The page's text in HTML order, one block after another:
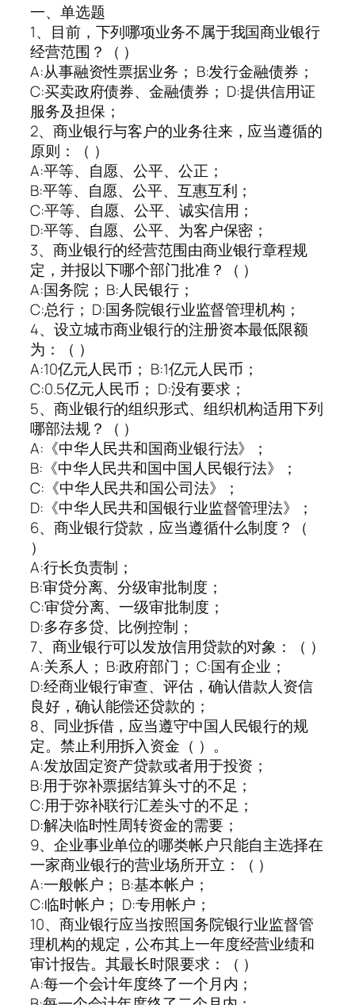
一、单选题
1、目前，下列哪项业务不属于我国商业银行
经营范围？（ ）
A:从事融资性票据业务； B:发行金融债券；
C:买卖政府债券、金融债券； D:提供信用证
服务及担保；
2、商业银行与客户的业务往来，应当遵循的
原则：（ ）
A:平等、自愿、公平、公正；
B:平等、自愿、公平、互惠互利；
C:平等、自愿、公平、诚实信用；
D:平等、自愿、公平、为客户保密；
3、商业银行的经营范围由商业银行章程规
定，并报以下哪个部门批准？（ ）
A:国务院； B:人民银行；
C:总行； D:国务院银行业监督管理机构；
4、设立城市商业银行的注册资本最低限额
为：（ ）
A:10亿元人民币； B:1亿元人民币；
C:0.5亿元人民币； D:没有要求；
5、商业银行的组织形式、组织机构适用下列
哪部法规？（ ）
A:《中华人民共和国商业银行法》；
B:《中华人民共和国中国人民银行法》；
C:《中华人民共和国公司法》；
D:《中华人民共和国银行业监督管理法》；
6、商业银行贷款，应当遵循什么制度？（
）
A:行长负责制；
B:审贷分离、分级审批制度；
C:审贷分离、一级审批制度；
D:多存多贷、比例控制；
7、商业银行可以发放信用贷款的对象：（ ）
A:关系人； B:政府部门； C:国有企业；
D:经商业银行审查、评估，确认借款人资信
良好，确认能偿还贷款的；
8、同业拆借，应当遵守中国人民银行的规
定。禁止利用拆入资金（ ）。
A:发放固定资产贷款或者用于投资；
B:用于弥补票据结算头寸的不足；
C:用于弥补联行汇差头寸的不足；
D:解决临时性周转资金的需要；
9、企业事业单位的哪类帐户只能自主选择在
一家商业银行的营业场所开立：（ ）
A:一般帐户； B:基本帐户；
C:临时帐户； D:专用帐户；
10、商业银行应当按照国务院银行业监督管
理机构的规定，公布其上一年度经营业绩和
审计报告。其最长时限要求：（ ）
A:每一个会计年度终了一个月内；